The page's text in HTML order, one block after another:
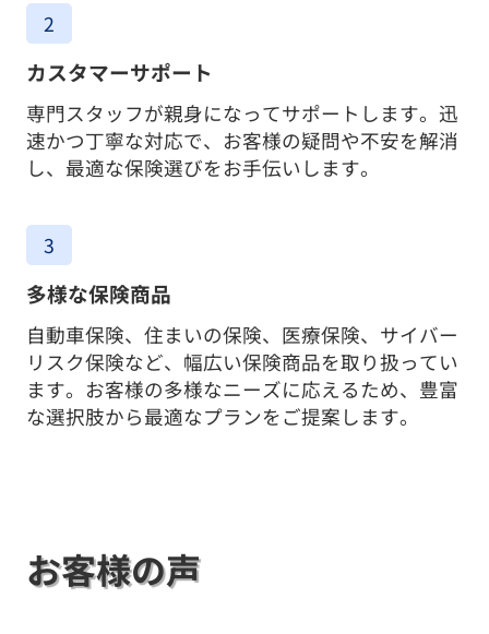
2
カスタマーサポート
専門スタッフが親身になってサポートします。迅
速かつ丁寧な対応で、お客様の疑問や不安を解消
し、最適な保険選びをお手伝いします。
3
多様な保険商品
自動車保険、住まいの保険、医療保険、サイバー
リスク保険など、幅広い保険商品を取り扱ってい
ます。お客様の多様なニーズに応えるため、豊富
な選択肢から最適なプランをご提案します。
お客様の声